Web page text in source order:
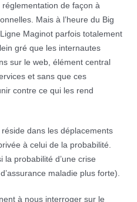
de façon à
Mais à l’heure du Big
Maginot parfois totalement
gré que les internautes
sur le web, élément central
et sans que ces
contre ce qui les rend
dans les déplacements
à celui de la probabilité.
probabilité d’une crise
maladie plus forte).
à nous interroger sur le